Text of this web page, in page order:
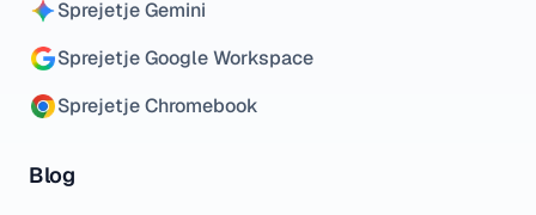
Sprejetje Gemini
Sprejetje Google Workspace
Sprejetje Chromebook
Blog